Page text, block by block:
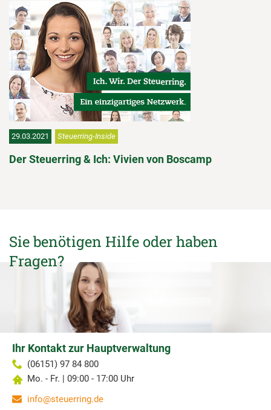
29.03.2021 Steuerring-Inside
Der Steuerring & Ich: Vivien von Boscamp
Sie benötigen Hilfe oder haben
Fragen?
Ihr Kontakt zur Hauptverwaltung
(06151) 97 84 800
Mo. - Fr. | 09:00 - 17:00 Uhr
info@steuerring.de